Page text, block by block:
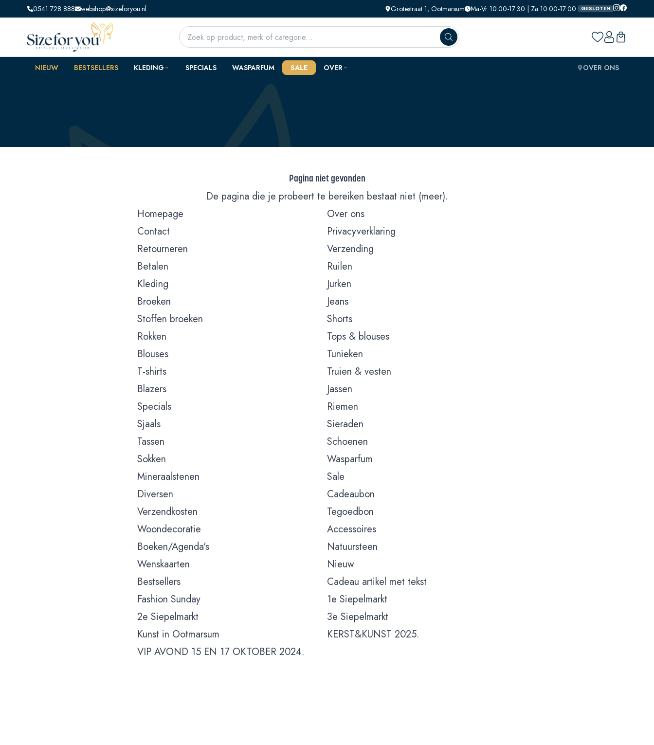
0541 728 888 webshop@sizeforyou.nl Grotestraat 1, Ootmarsum Ma-Vr 10:00-17:30 | Za 10:00-17:00 GESLOTEN
NIEUW BESTSELLERS KLEDING SPECIALS WASPARFUM SALE OVER OVER ONS
Pagina niet gevonden
De pagina die je probeert te bereiken bestaat niet (meer).
Homepage
Over ons
Contact
Privacyverklaring
Retourneren
Verzending
Betalen
Ruilen
Kleding
Jurken
Broeken
Jeans
Stoffen broeken
Shorts
Rokken
Tops & blouses
Blouses
Tunieken
T-shirts
Truien & vesten
Blazers
Jassen
Specials
Riemen
Sjaals
Sieraden
Tassen
Schoenen
Sokken
Wasparfum
Mineraalstenen
Sale
Diversen
Cadeaubon
Verzendkosten
Tegoedbon
Woondecoratie
Accessoires
Boeken/Agenda's
Natuursteen
Wenskaarten
Nieuw
Bestsellers
Cadeau artikel met tekst
Fashion Sunday
1e Siepelmarkt
2e Siepelmarkt
3e Siepelmarkt
Kunst in Ootmarsum
KERST&KUNST 2025.
VIP AVOND 15 EN 17 OKTOBER 2024.